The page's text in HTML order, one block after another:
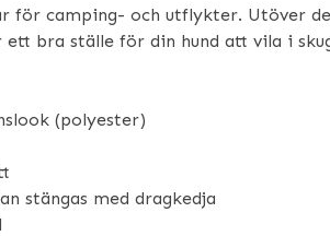
för camping- och utflykter. Utöver
bra ställe för din hund att vila i
(polyester)
stängas med dragkedja